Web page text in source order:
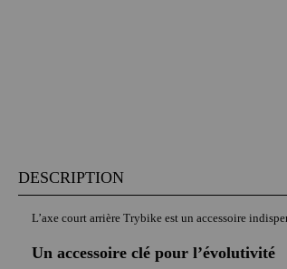
DESCRIPTION
L’axe court arrière Trybike est un accessoire
Un accessoire clé pour l’évolutivité